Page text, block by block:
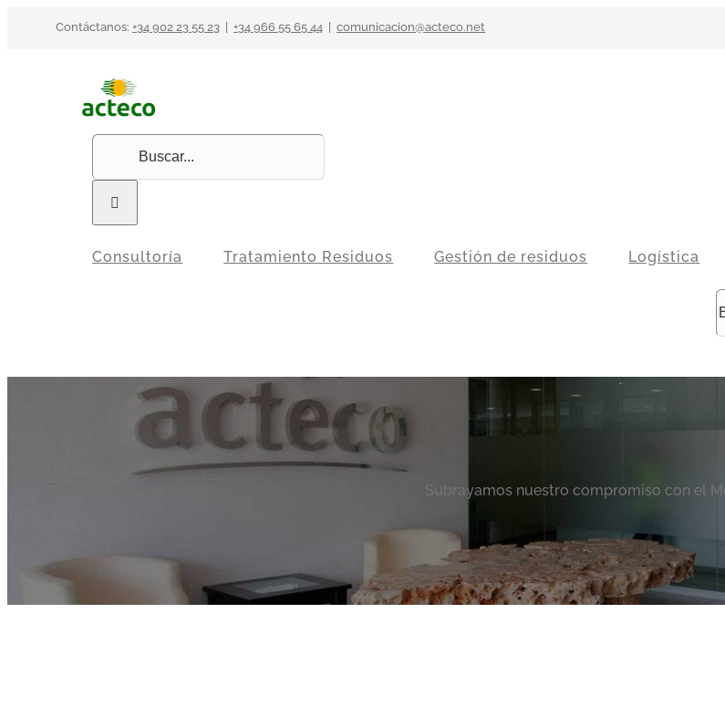
Contáctanos:+34 902 23 55 23 +34 966 55 65 44 comunicacion@acteco.net
Buscar:
Consultoría Tratamiento Residuos Gestión de residuos Logística
Subrayamos nuestro compromiso con el